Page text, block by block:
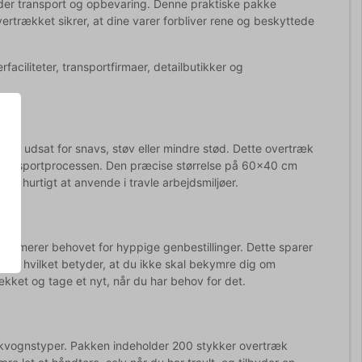
transport og opbevaring. Denne praktiske pakke
sikrer, at dine varer forbliver rene og beskyttede
transportfirmaer, detailbutikker og
udsat for snavs, støv eller mindre stød. Dette overtræk
Den præcise størrelse på 60x40 cm
hurtigt at anvende i travle arbejdsmiljøer.
behovet for hyppige genbestillinger. Dette sparer
hvilket betyder, at du ikke skal bekymre dig om
og tage et nyt, når du har behov for det.
Pakken indeholder 200 stykker overtræk